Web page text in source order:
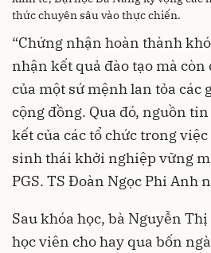
thức chuyên sâu vào thực chiến.
“Chứng nhận hoàn thành
nhận kết quả đào tạo mà
của một sứ mệnh lan tỏa các
cộng đồng. Qua đó, nguồn
kết của các tổ chức trong
sinh thái khởi nghiệp vững
PGS. TS Đoàn Ngọc Phi Anh
Sau khóa học, bà Nguyễn
học viên cho hay qua bốn